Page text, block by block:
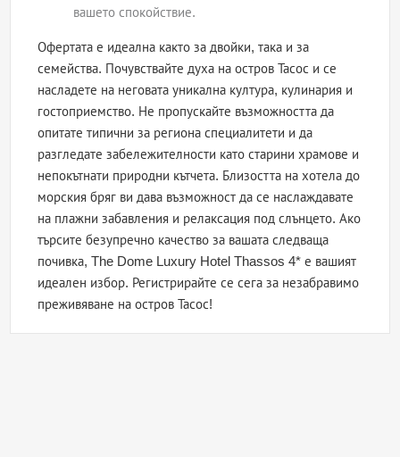
вашето спокойствие.
Офертата е идеална както за двойки, така и за
семейства. Почувствайте духа на остров Тасос и се
насладете на неговата уникална култура, кулинария и
гостоприемство. Не пропускайте възможността да
опитате типични за региона специалитети и да
разгледате забележителности като старини храмове и
непокътнати природни кътчета. Близостта на хотела до
морския бряг ви дава възможност да се наслаждавате
на плажни забавления и релаксация под слънцето. Ако
търсите безупречно качество за вашата следваща
почивка, The Dome Luxury Hotel Thassos 4* е вашият
идеален избор. Регистрирайте се сега за незабравимо
преживяване на остров Тасос!